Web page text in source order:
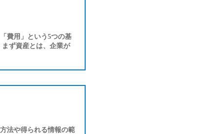
費用」という5つの基
ず資産とは、企業が
法や得られる情報の範